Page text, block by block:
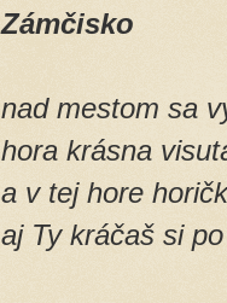
Zámčisko
nad mestom sa
hora krásna
a v tej hore
aj Ty kráčaš si